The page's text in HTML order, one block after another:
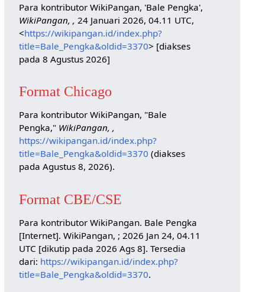
Para kontributor WikiPangan, 'Bale Pengka',
WikiPangan, , 24 Januari 2026, 04.11 UTC,
<https://wikipangan.id/index.php?
title=Bale_Pengka&oldid=3370> [diakses
pada 8 Agustus 2026]
Format Chicago
Para kontributor WikiPangan, "Bale
Pengka," WikiPangan, ,
https://wikipangan.id/index.php?
title=Bale_Pengka&oldid=3370 (diakses
pada Agustus 8, 2026).
Format CBE/CSE
Para kontributor WikiPangan. Bale Pengka
[Internet]. WikiPangan, ; 2026 Jan 24, 04.11
UTC [dikutip pada 2026 Ags 8]. Tersedia
dari: https://wikipangan.id/index.php?
title=Bale_Pengka&oldid=3370.